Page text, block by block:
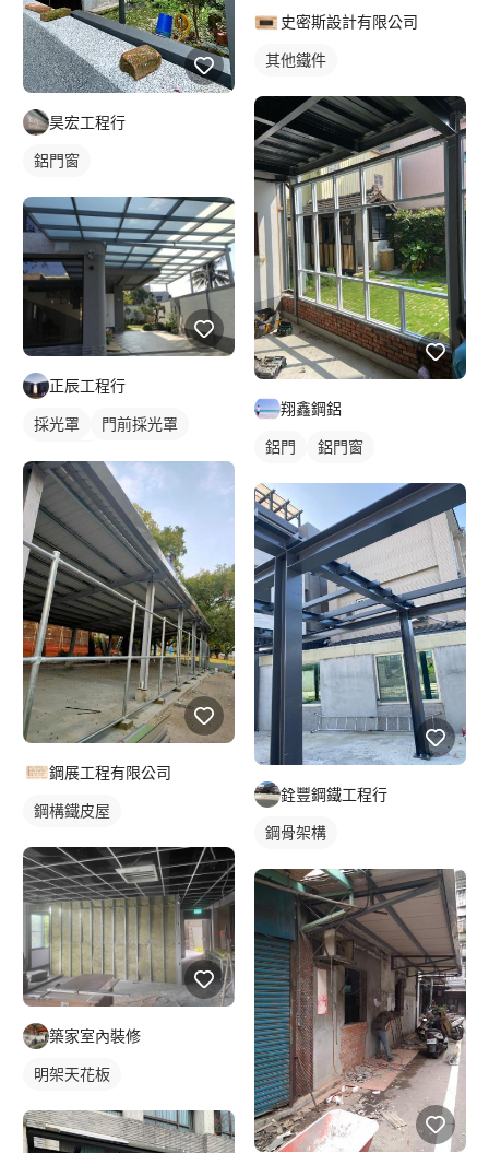
昊宏工程行
鋁門窗
正辰工程行
採光罩
門前採光罩
鋼展工程有限公司
鋼構鐵皮屋
築家室內裝修
明架天花板
史密斯設計有限公司
其他鐵件
翔鑫鋼鋁
鋁門 鋁門窗
銓豐鋼鐵工程行
鋼骨架構